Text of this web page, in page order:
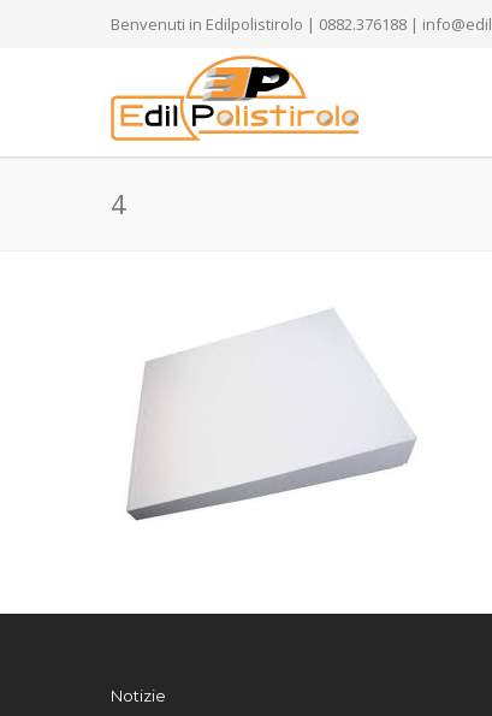
Benvenuti in Edilpolistirolo | 0882.376188 |
4
Notizie